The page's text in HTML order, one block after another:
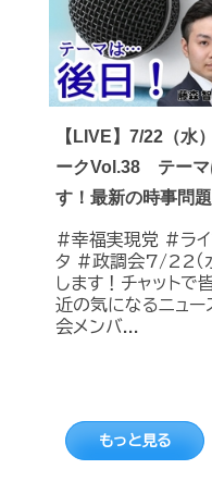
【LIVE】7/22（水
ークVol.38 テーマ
す！最新の時事問
#幸福実現党 #ラ
タ #政調会7/22（
します！チャット
近の気になるニュー
会メンバ...
もっと見る